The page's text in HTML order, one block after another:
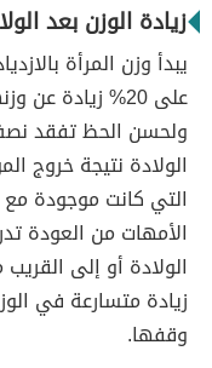
زيادة الوزن بعد
يبدأ وزن المرأة
على 20% زيادة
ولحسن الحظ تفقد
الولادة نتيجة خروج
التي كانت موجودة
الأمهات من العودة
الولادة أو إلى
زيادة متسارعة في
وقفها.